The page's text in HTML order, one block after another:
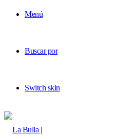
Menú
Buscar por
Switch skin